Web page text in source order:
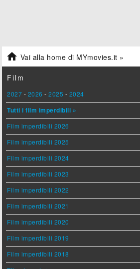
 Vai alla home di MYmovies.it »
Film
2027 - 2026 -2025 - 2024
Tutti i film imperdibili »
Film imperdibili 2026
Film imperdibili 2025
Film imperdibili 2024
Film imperdibili 2023
Film imperdibili 2022
Film imperdibili 2021
Film imperdibili 2020
Film imperdibili 2019
Film imperdibili 2018